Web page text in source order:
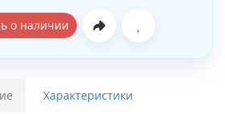
о наличии
Характеристики